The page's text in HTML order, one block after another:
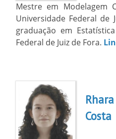
Mestre em Modelagem
Universidade Federal de
graduação em
Federal de Juiz de Fora.
Costa